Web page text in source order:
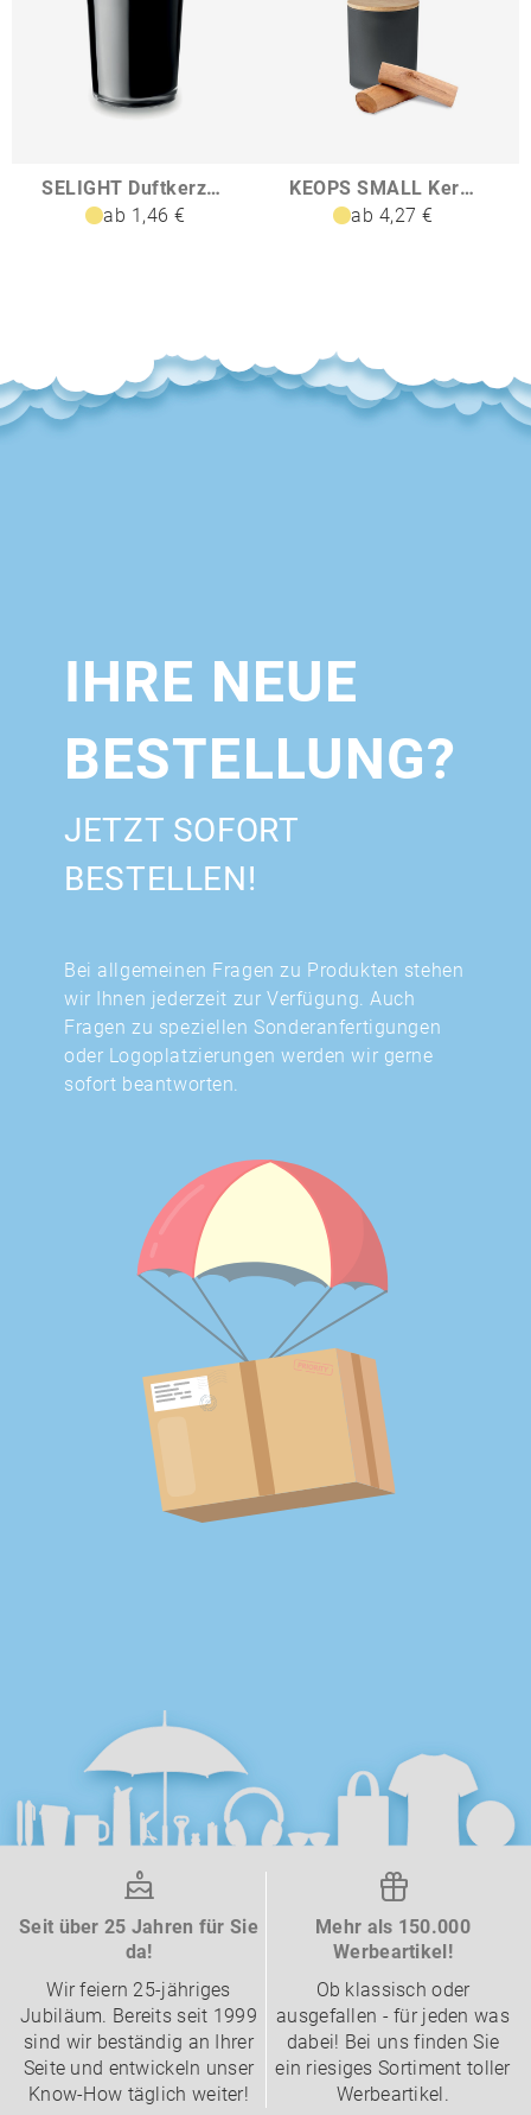
SELIGHT Duftkerze im Glas
ab 1,46 €
KEOPS SMALL Kerze im Glas 120 g
ab 4,27 €
IHRE NEUE
BESTELLUNG?
JETZT SOFORT
BESTELLEN!
Bei allgemeinen Fragen zu Produkten stehen
wir Ihnen jederzeit zur Verfügung. Auch
Fragen zu speziellen Sonderanfertigungen
oder Logoplatzierungen werden wir gerne
sofort beantworten.
Seit über 25 Jahren für Sie
da!
Wir feiern 25-jähriges
Jubiläum. Bereits seit 1999
sind wir beständig an Ihrer
Seite und entwickeln unser
Know-How täglich weiter!
Mehr als 150.000
Werbeartikel!
Ob klassisch oder
ausgefallen - für jeden was
dabei! Bei uns finden Sie
ein riesiges Sortiment toller
Werbeartikel.